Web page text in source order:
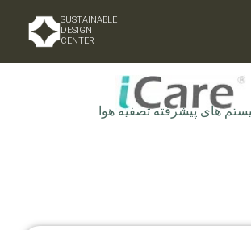
SUSTAINABLE
DESIGN
CENTER
های پیشرفته تصفیه هوا